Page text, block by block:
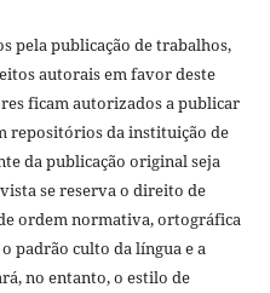
pela publicação de trabalhos,
autorais em favor deste
ficam autorizados a publicar
repositórios da instituição de
da publicação original seja
se reserva o direito de
ordem normativa, ortográfica
padrão culto da língua e a
no entanto, o estilo de